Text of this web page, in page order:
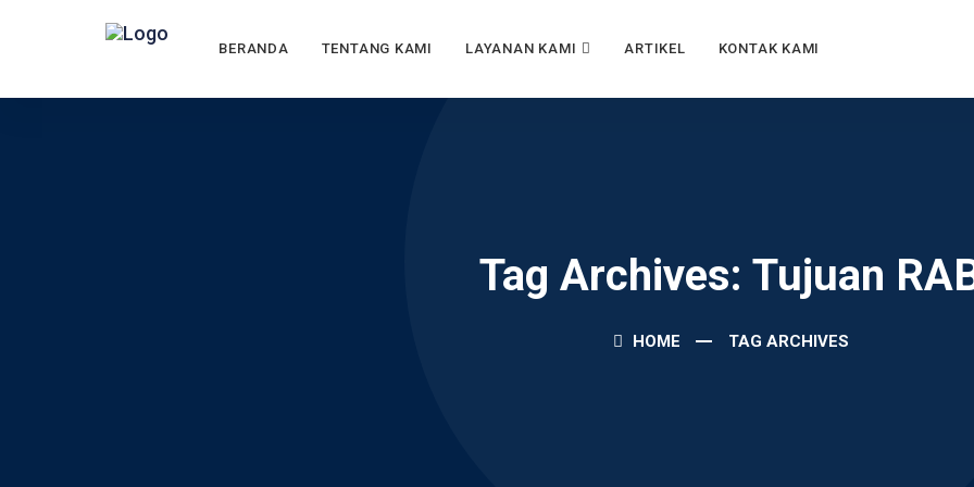
BERANDA TENTANG KAMI LAYANAN KAMI ARTIKEL KONTAK KAMI
Tag Archives: Tujuan
HOME TAG ARCHIVES